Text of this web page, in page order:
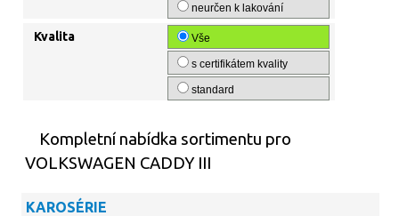
neurčen k lakování
Kvalita Vše
s certifikátem kvality
standard
Kompletní nabídka sortimentu pro
VOLKSWAGEN CADDY III
KAROSÉRIE